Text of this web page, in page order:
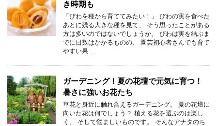
き時期も
「びわを種から育ててみたい！」 びわの実を食べた
あとに残る大きな種を見て、 そう思ったことがある
方は多いのではないでしょうか。 びわは実を結ぶま
でに日数はかかるものの、 園芸初心者さんでも育て
やすい果 …
ガーデニング！夏の花壇で元気に育つ！
暑さに強いお花たち
草花と身近に触れ合えるガーデニング。 夏の花壇に
向いた花は何でしょう？ 植える花を選ぶのは楽し
く、 そして悩ましいものです。 そんなアナタのち